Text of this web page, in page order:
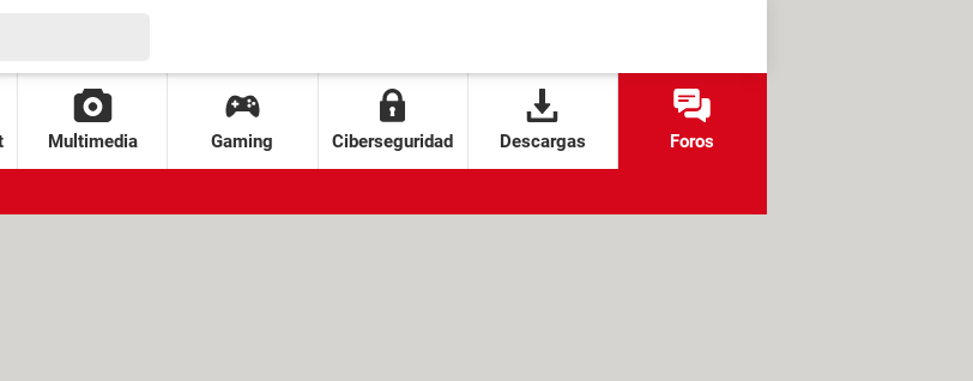
Multimedia Gaming Ciberseguridad Descargas Foros